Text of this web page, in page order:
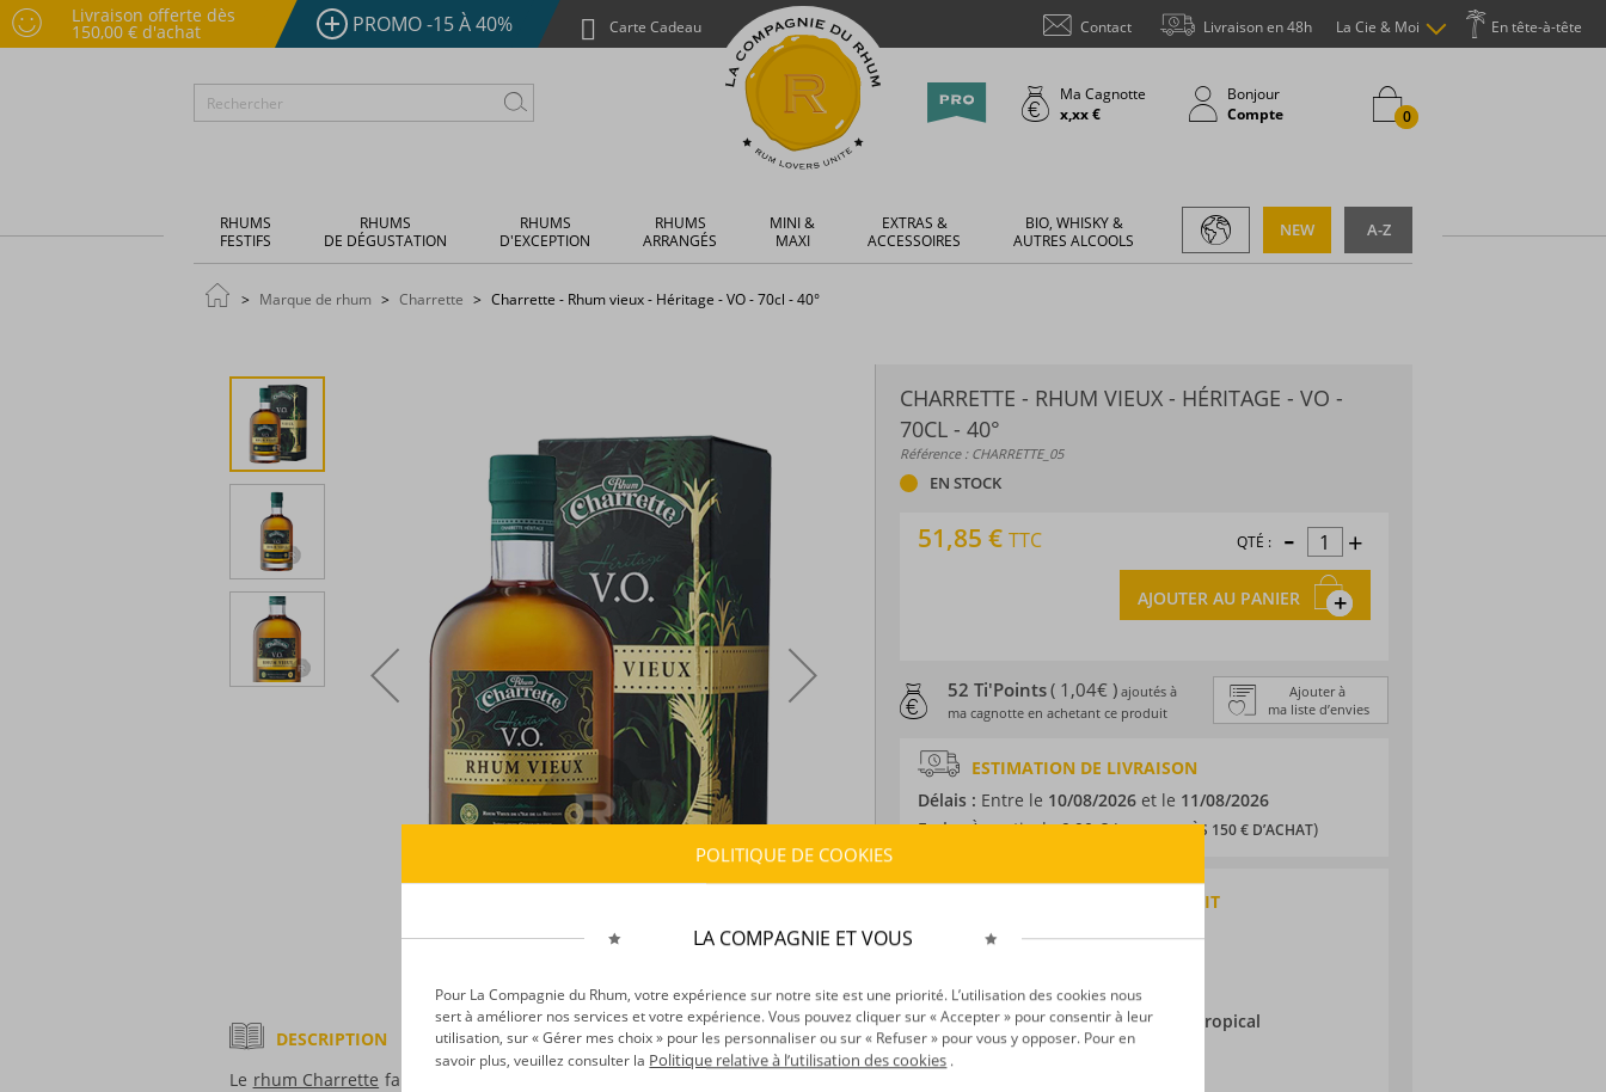
Livraison offerte dès
150,00 € d'achat PROMO -15 À 40% Carte Cadeau En tête-à-tête
La Cie & Moi
Livraison en 48h
Contact
Ma Cagnotte
x,xx €
Bonjour
Compte
0
RHUMS
FESTIFS
RHUMS
DE DÉGUSTATION
RHUMS
D'EXCEPTION
RHUMS
ARRANGÉS
MINI &
MAXI
EXTRAS &
ACCESSOIRES
BIO, WHISKY &
AUTRES ALCOOLS
A-Z
NEW
Marque de rhum Charrette Charrette - Rhum vieux - Héritage - VO - 70cl - 40°
CHARRETTE - RHUM VIEUX - HÉRITAGE - VO -
70CL - 40°
Référence : CHARRETTE_05
EN STOCK
51,85 € TTC QTÉ : - +
AJOUTER AU PANIER
Ajouter à
ma liste d’envies
52 Ti'Points( 1,04€ )ajoutés à
ma cagnotte en achetant ce produit
ESTIMATION DE LIVRAISON
Délais : Entre le 10/08/2026et le 11/08/2026
Frais :À partir de 9,90 € (OFFERTS DÈS 150 € D’ACHAT)
CARACTÉRISTIQUES DU PRODUIT
Type d’alcool :Rhum traditionnel
Distillation :Colonne
Environnement de vieillissement :
Tropical
Volume :70CL
DESCRIPTION
Le rhum Charrette fait aujourd'hui partie de l’histoire de l’île de la Réunion…
POLITIQUE DE COOKIES
LA COMPAGNIE ET VOUS
Pour La Compagnie du Rhum, votre expérience sur notre site est une priorité. L’utilisation des cookies nous
sert à améliorer nos services et votre expérience. Vous pouvez cliquer sur « Accepter » pour consentir à leur
utilisation, sur « Gérer mes choix » pour les personnaliser ou sur « Refuser » pour vous y opposer. Pour en
savoir plus, veuillez consulter la Politique relative à l’utilisation des cookies .